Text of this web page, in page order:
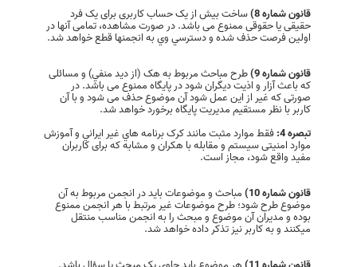
قانون شماره 8)
ساخت بیش از یک حساب کاربری برای یک فرد
حقیقی یا حقوقی ممنوع می باشد. در صورت مشاهده، تمامی آنها در
اولین فرصت حذف شده و دسترسي وي به انجمنها قطع خواهد شد.
قانون شماره 9) طرح مباحث مربوط به هک (از ديد منفي) و مسائلی
که باعث آزار و اذیت دیگران شود در پایگاه ممنوع می باشد. در
صورتی که غیر از این عمل شود آن موضوع حذف می شود و با آن
کاربر با نظر مستقیم مدیریت پایگاه برخورد خواهد شد.
تبصره 4:
فقط موارد مثبت مانند کرک برنامه هاي غير ايراني و آموزش
موارد امنیتی سیستم و مقابله با هكران و مشابه که برای کاربران
مفید واقع شود، مجاز است.
قانون شماره 10) مباحث و موضوعات باید در انجمن مربوط به آن
موضوع طرح شود؛ طرح موضوعات غیر مرتبط با هر انجمن ممنوع
بوده و مدیران آن موضوع و مبحث را به انجمن مناسب منتقل
میکنند و به کاربر نیز تذکر داده خواهد شد.